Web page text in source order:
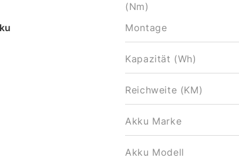
(Nm)
Montage
Kapazität (Wh)
Reichweite (KM)
Akku Marke
Akku Modell